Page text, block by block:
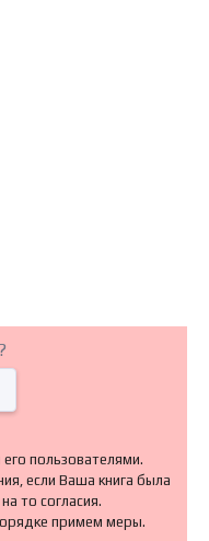
пользователями.
если Ваша книга была
то согласия.
примем меры.